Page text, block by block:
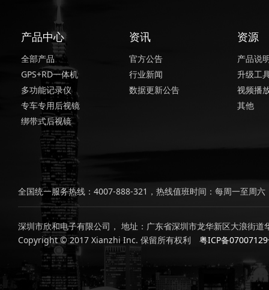
产品中心
全部产品
GPS+RD一体机
多功能记录仪
专车专用后视镜
绑带式后视镜
资讯
官方公告
行业新闻
数据更新公告
资源
产品说
升级工
视频播
其他
全国统一服务热线：4007-888-321，热线值班时间：每周一至周
深圳市欣和电子有限公司， 地址：广东省深圳市龙华新区大浪街
Copyright © 2017 Xianzhi Inc. 保留所有权利
粤ICP备